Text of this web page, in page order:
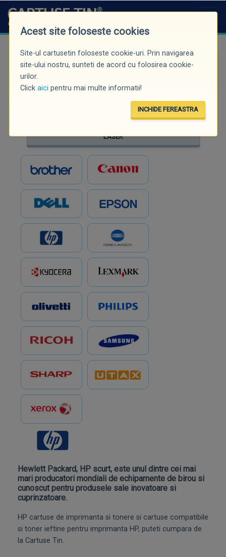
Căutare rapidă (minim 3 caractere)
LASER
Hewlett Packard, HP scurt, este unul dintre cei mai
mari producatori mondiali de echipamente de birou si
cunoscut pentru produsele sale inovatoare si
cuprinzatoare.
HP cartuse de imprimanta si tonere si cartuse compatibile
si toner ieftine pentru imprimanta HP, puteti cumpara de
la Cartuse Tin.
Acest site foloseste cookies
Site-ul cartusetin foloseste cookie-uri. Prin navigarea
site-ului nostru, sunteti de acord cu folosirea cookie-
urilor.
Clickaici pentru mai multe informatii!
INCHIDE FEREASTRA